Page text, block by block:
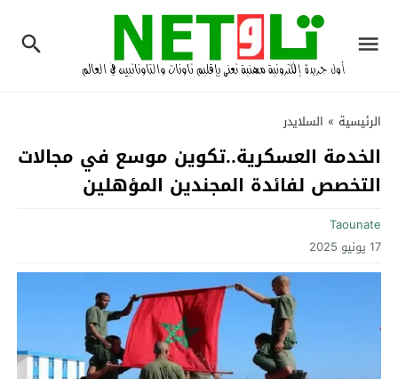
الرئيسية » السلايدر
الخدمة العسكرية..تكوين موسع في مجالات
التخصص لفائدة المجندين المؤهلين
Taounate
17 يونيو 2025